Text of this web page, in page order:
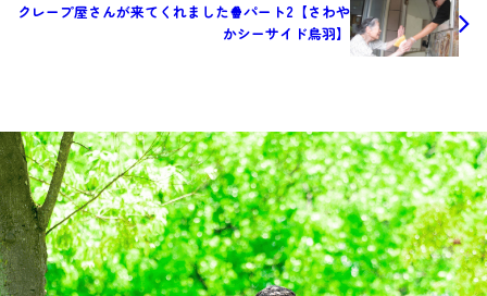
クレープ屋さんが来てくれました🍿パート2【さわや
かシーサイド鳥羽】